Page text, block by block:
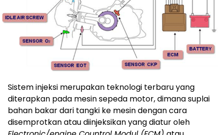
Sistem injeksi merupakan teknologi terbaru yang
diterapkan pada mesin sepeda motor, dimana suplai
bahan bakar dari tangki ke mesin dengan cara
disemprotkan atau diinjeksikan yang diatur oleh